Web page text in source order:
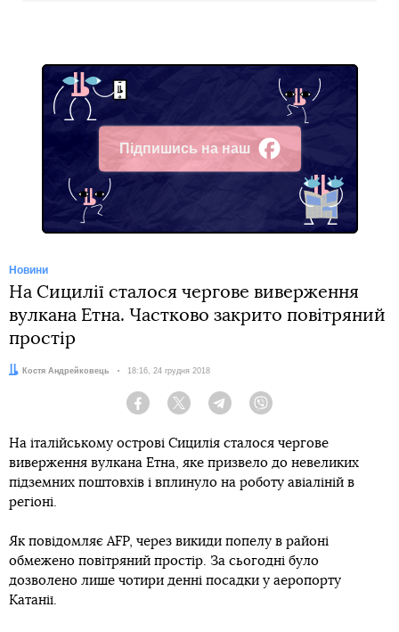
Підпишись на наш
Facebook
Новини
На Сицилії сталося чергове виверження
вулкана Етна. Частково закрито повітряний
простір
Автор:Костя Андрейковець Дата:
18:16, 24 грудня 2018
Facebook Twitter Telegram
На італійському острові Сицилія сталося чергове
виверження вулкана Етна, яке призвело до невеликих
підземних поштовхів і вплинуло на роботу авіаліній в
регіоні.
Як повідомляє AFP, через викиди попелу в районі
обмежено повітряний простір. За сьогодні було
дозволено лише чотири денні посадки у аеропорту
Катанії.